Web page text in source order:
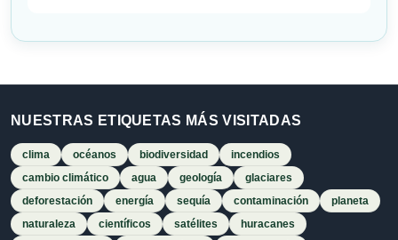
NUESTRAS ETIQUETAS MÁS VISITADAS
clima océanos biodiversidad
incendios
cambio climático
agua geología
glaciares
deforestación
energía sequía contaminación
planeta
naturaleza
científicos satélites
huracanes